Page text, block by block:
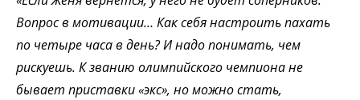
Вопрос в мотивации… Как себя настроить пахать
по четыре часа в день? И надо понимать, чем
рискуешь. К званию олимпийского чемпиона не
бывает приставки «экс», но можно стать,